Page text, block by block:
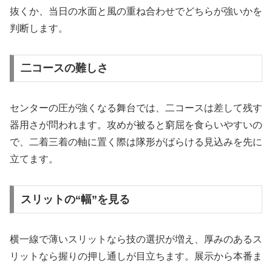
抜くか、当日の水面と風の重ね合わせでどちらが強いかを
判断します。
二コースの難しさ
センターの圧が強くなる舞台では、二コースは差して残す
器用さが問われます。攻めが被ると窮屈を食らいやすいの
で、二着三着の軸に置く際は隊形がばらける見込みを先に
立てます。
スリットの“幅”を見る
横一線で薄いスリットなら技の選択が増え、厚みのあるス
リットなら握りの押し通しが目立ちます。展示から本番ま